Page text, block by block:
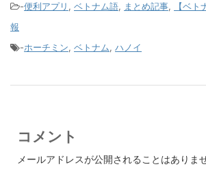
-便利アプリ , ベトナム語, まとめ記事,
【ベ
報
-ホーチミン, ベトナム, ハノイ
コメント
メールアドレスが公開されることはありませ